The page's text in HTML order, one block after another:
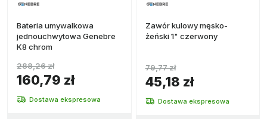
Bateria umywalkowa
jednouchwytowa Genebre
K8 chrom
160,79 zł
288,26 zł
Dostawa ekspresowa
Zawór kulowy męsko-
żeński 1" czerwony
45,18 zł
79,77 zł
Dostawa ekspresowa